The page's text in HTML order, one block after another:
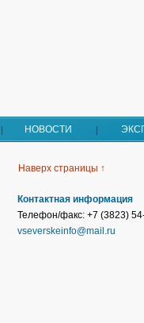
НОВОСТИ
Наверх страницы ↑
Контактная информация
Телефон/факс: +7 (3823)
vseverskeinfo@mail.ru